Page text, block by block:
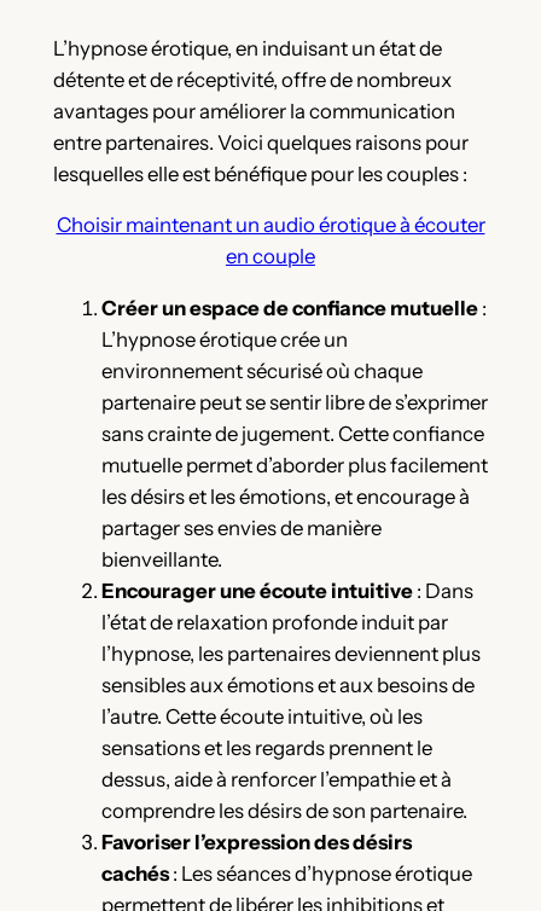
L’hypnose érotique, en induisant un état de
détente et de réceptivité, offre de nombreux
avantages pour améliorer la communication
entre partenaires. Voici quelques raisons pour
lesquelles elle est bénéfique pour les couples :
Choisir maintenant un audio érotique à écouter
en couple
Créer un espace de confiance mutuelle:
L’hypnose érotique crée un
environnement sécurisé où chaque
partenaire peut se sentir libre de s’exprimer
sans crainte de jugement. Cette confiance
mutuelle permet d’aborder plus facilement
les désirs et les émotions, et encourage à
partager ses envies de manière
bienveillante.
Encourager une écoute intuitive: Dans
l’état de relaxation profonde induit par
l’hypnose, les partenaires deviennent plus
sensibles aux émotions et aux besoins de
l’autre. Cette écoute intuitive, où les
sensations et les regards prennent le
dessus, aide à renforcer l’empathie et à
comprendre les désirs de son partenaire.
Favoriser l’expression des désirs
cachés: Les séances d’hypnose érotique
permettent de libérer les inhibitions et